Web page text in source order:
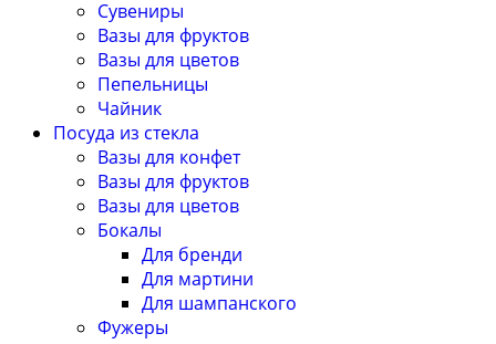
Сувениры
Вазы для фруктов
Вазы для цветов
Пепельницы
Чайник
Посуда из стекла
Вазы для конфет
Вазы для фруктов
Вазы для цветов
Бокалы
Для бренди
Для мартини
Для шампанского
Фужеры